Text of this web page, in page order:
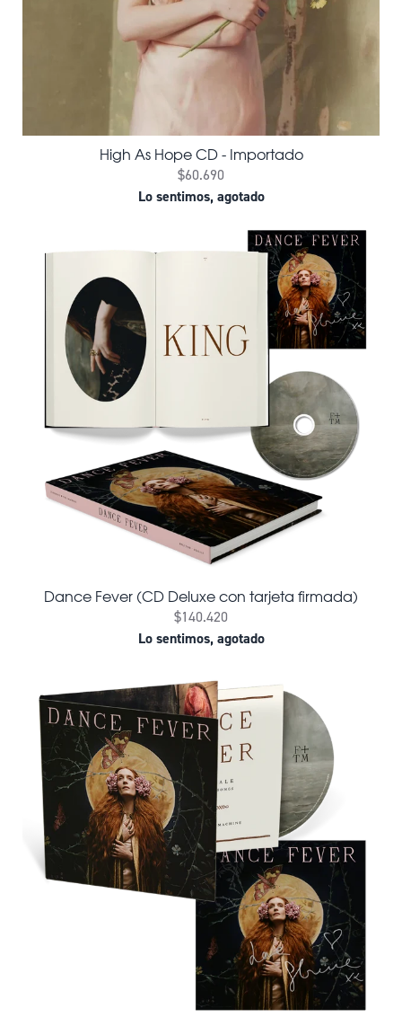
High As Hope CD - Importado
$60.690
Lo sentimos, agotado
Dance Fever (CD Deluxe con tarjeta firmada)
$140.420
Lo sentimos, agotado